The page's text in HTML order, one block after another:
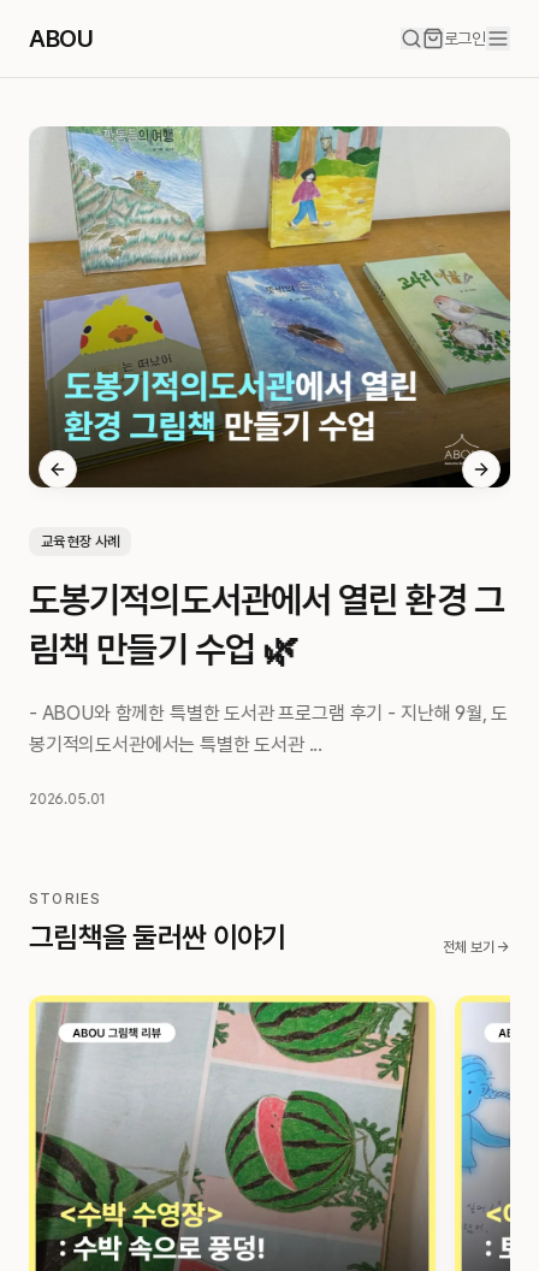
ABOU 로그인
교육 현장 사례
도봉기적의도서관에서 열린 환경 그
림책 만들기 수업 🌿
- ABOU와 함께한 특별한 도서관 프로그램 후기 - 지난해 9월, 도
봉기적의도서관에서는 특별한 도서관 ...
2026.05.01
Previous slide Next
STORIES
그림책을 둘러싼 이야기 전체 보기 →